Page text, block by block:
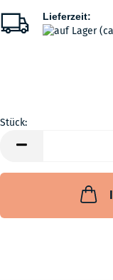
Lieferzeit:
Stück: